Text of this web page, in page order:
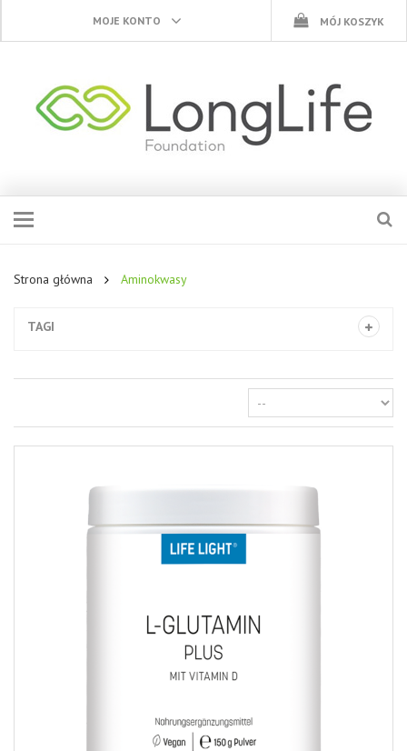
MOJE KONTO MÓJ KOSZYK
Strona główna Aminokwasy
TAGI